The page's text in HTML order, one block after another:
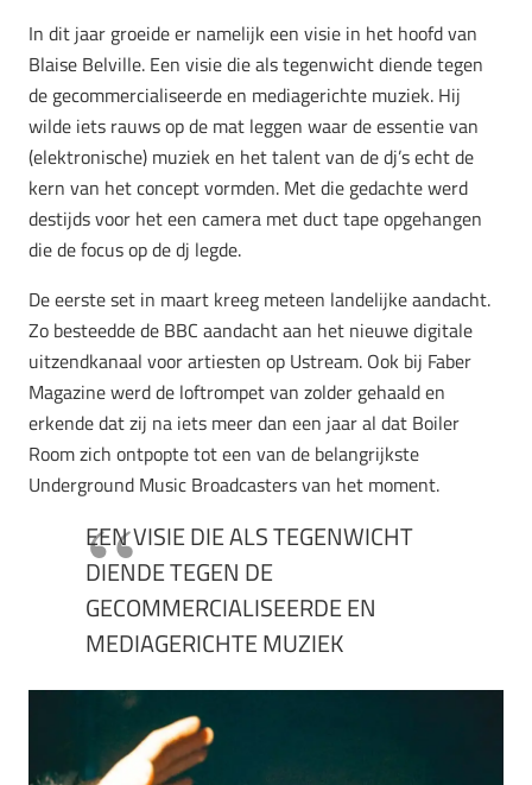
In dit jaar groeide er namelijk een visie in het hoofd van
Blaise Belville. Een visie die als tegenwicht diende tegen
de gecommercialiseerde en mediagerichte muziek. Hij
wilde iets rauws op de mat leggen waar de essentie van
(elektronische) muziek en het talent van de dj’s echt de
kern van het concept vormden. Met die gedachte werd
destijds voor het een camera met duct tape opgehangen
die de focus op de dj legde.
De eerste set in maart kreeg meteen landelijke aandacht.
Zo besteedde de BBC aandacht aan het nieuwe digitale
uitzendkanaal voor artiesten op Ustream. Ook bij Faber
Magazine werd de loftrompet van zolder gehaald en
erkende dat zij na iets meer dan een jaar al dat Boiler
Room zich ontpopte tot een van de belangrijkste
Underground Music Broadcasters van het moment.
EEN VISIE DIE ALS TEGENWICHT
DIENDE TEGEN DE
GECOMMERCIALISEERDE EN
MEDIAGERICHTE MUZIEK